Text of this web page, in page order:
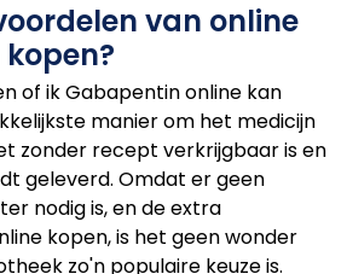
van online
of ik Gabapentin online kan
manier om het medicijn
zonder recept verkrijgbaar is en
geleverd. Omdat er geen
nodig is, en de extra
kopen, is het geen wonder
zo'n populaire keuze is.